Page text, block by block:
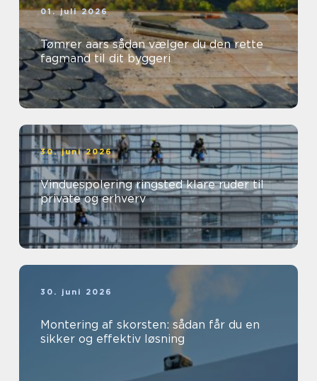
01. juli 2026
Tømrer aars sådan vælger du den rette
fagmand til dit byggeri
30. juni 2026
Vinduespolering ringsted klare ruder til
private og erhverv
30. juni 2026
Montering af skorsten: sådan får du en
sikker og effektiv løsning